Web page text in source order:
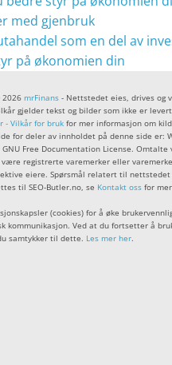
med gjenbruk
som en del av
på økonomien din
2026 mrFinans - Nettstedet eies, drives og
gjelder tekst og bilder som ikke er
- Vilkår for bruk for mer informasjon om
for deler av innholdet på denne side er:
Free Documentation License.
registrerte varemerker eller
eiere. Spørsmål relatert til nettstedet
til SEO-Butler.no, se Kontakt oss for
(cookies) for å øke
kommunikasjon. Ved at du fortsetter å
samtykker til dette. Les mer her.